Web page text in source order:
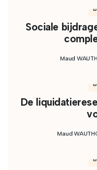
Sociale
Maud
De
Maud